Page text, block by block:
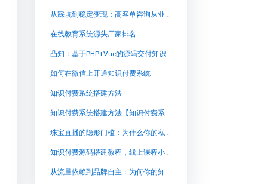
从踩坑到稳定变现：高客单咨询从业者的私域直播突围记
在线教育系统源头厂家排名
凸知：基于PHP+Vue的源码交付知识付费系统，助力企业自建独立卖课平台
如何在微信上开通知识付费系统
知识付费系统搭建方法
知识付费系统搭建方法【知识付费系统搭建方法知识付费系统系统怎么制作，知识付费系统搭建使用教程】
珠宝直播的隐形门槛：为什么你的私域流量总在流失？
知识付费源码搭建教程，线上课程小程序的功能与开发要点
从流量依赖到品牌自主：为何你的知识变现需要一个独立卖课平台？